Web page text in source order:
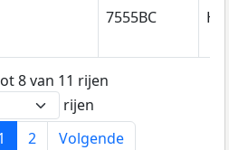
7555BC
8 van 11 rijen
rijen
2 Volgende